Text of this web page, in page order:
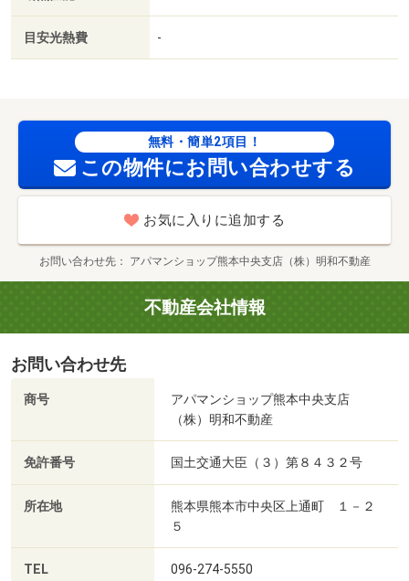
可/賃貸戸数:15戸
目安光熱費 -
無料・簡単2項目！
この物件にお問い合わせする
お気に入りに追加する
お問い合わせ先 アパマンショップ熊本中央支店（株）明和不動産
不動産会社情報
お問い合わせ先
商号
アパマンショップ熊本中央支店
（株）明和不動産
免許番号 国土交通大臣（３）第８４３２号
所在地
熊本県熊本市中央区上通町 １－２
５
TEL 096-274-5550